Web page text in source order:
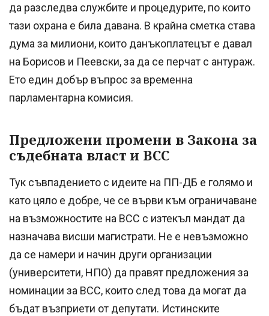
да разследва службите и процедурите, по които
тази охрана е била давана. В крайна сметка става
дума за милиони, които данъкоплатецът е давал
на Борисов и Пеевски, за да се перчат с антураж.
Ето един добър въпрос за временна
парламентарна комисия.
Предложени промени в Закона за
съдебната власт и ВСС
Тук съвпадението с идеите на ПП-ДБ е голямо и
като цяло е добре, че се върви към ограничаване
на възможностите на ВСС с изтекъл мандат да
назначава висши магистрати. Не е невъзможно
да се намери и начин други организации
(университети, НПО) да правят предложения за
номинации за ВСС, които след това да могат да
бъдат възприети от депутати. Истинските